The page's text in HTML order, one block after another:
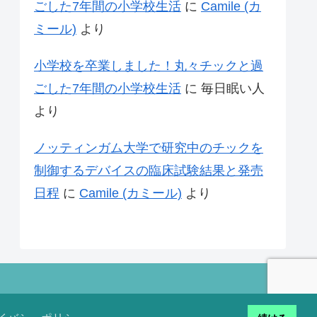
ごした7年間の小学校生活 に Camile (カ
ミール) より
小学校を卒業しました！丸々チックと過
ごした7年間の小学校生活 に 毎日眠い人
より
ノッティンガム大学で研究中のチックを
制御するデバイスの臨床試験結果と発売
日程 に Camile (カミール) より